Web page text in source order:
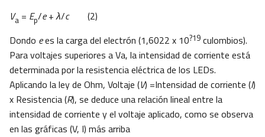
Va = Ep/e+λ/c (2)
Dondo ees la carga del electrón (1,6022 x 10?19 culombios).
Para voltajes superiores a Va, la intensidad de corriente está
determinada por la resistencia eléctrica de los LEDs.
Aplicando la ley de Ohm, Voltaje (V) =Intensidad de corriente (I)
x Resistencia (R), se deduce una relación lineal entre la
intensidad de corriente y el voltaje aplicado, como se observa
en las gráficas (V, I) más arriba